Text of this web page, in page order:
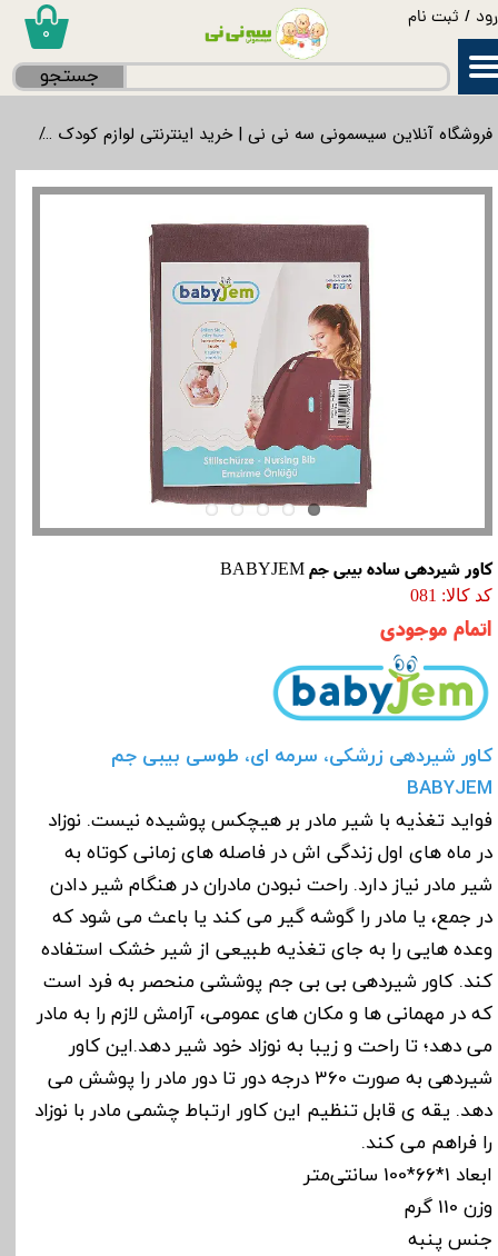
/ ثبت نام
حساب کاربری من
۰
جستجو
فروشگاه آنلاین سیسمونی سه نی نی | خرید اینترنتی لوازم کودک
کاور شیردهی ساده بیبی جم BABYJEM
کد کالا: 081
اتمام موجودی
کاور شیردهی زرشکی، سرمه ای، طوسی بیبی جم
BABYJEM
فواید تغذیه با شیر مادر بر هیچکس پوشیده نیست. نوزاد
در ماه های اول زندگی اش در فاصله های زمانی کوتاه به
شیر مادر نیاز دارد. راحت نبودن مادران در هنگام شیر دادن
در جمع، یا مادر را گوشه گیر می کند یا باعث می شود که
وعده هایی را به جای تغذیه طبیعی از شیر خشک استفاده
کند. کاور شیردهی بی بی جم پوششی منحصر به فرد است
که در مهمانی ها و مکان های عمومی، آرامش لازم را به مادر
می دهد؛ تا راحت و زیبا به نوزاد خود شیر دهد.این کاور
شیردهی به صورت 360 درجه دور تا دور مادر را پوشش می
دهد. یقه ی قابل تنظیم این کاور ارتباط چشمی مادر با نوزاد
را فراهم می کند.
ابعاد 1*66*100 سانتی‌متر
وزن 110 گرم
جنس پنبه